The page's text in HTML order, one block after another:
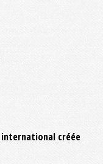
international créée